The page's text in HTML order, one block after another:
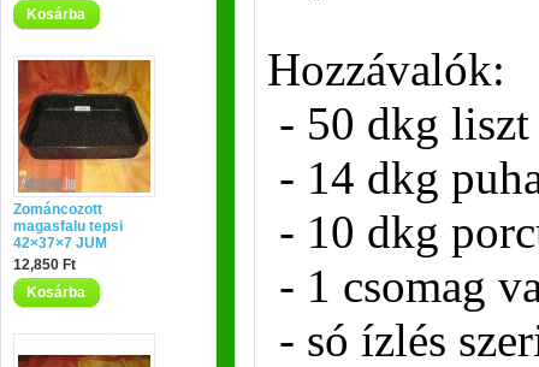
Kosárba
Zománcozott
magasfalu tepsi
42×37×7 JUM
12,850 Ft
Kosárba
Hozzávalók:
- 50 dkg liszt
- 14 dkg
- 10 dkg
- 1 csomag
- só ízlés